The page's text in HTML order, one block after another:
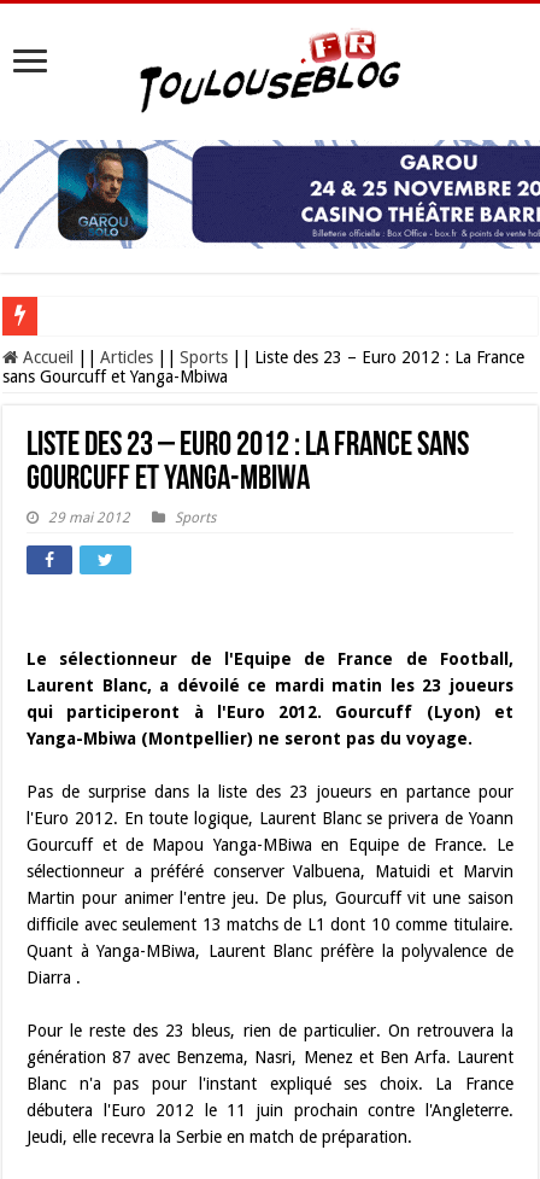
Les Nocturnes de la Cité de l’espace 2026 : l’événement incontournable de
Accueil Articles Sports
Liste des 23 – Euro 2012 : La France
sans Gourcuff et Yanga-Mbiwa
Liste des 23 – Euro 2012 : La France sans
Gourcuff et Yanga-Mbiwa
29 mai 2012 Sports
Le sélectionneur de l'Equipe de France de Football,
Laurent Blanc, a dévoilé ce mardi matin les 23 joueurs
qui participeront à l'Euro 2012. Gourcuff (Lyon) et
Yanga-Mbiwa (Montpellier) ne seront pas du voyage.
Pas de surprise dans la liste des 23 joueurs en partance pour
l'Euro 2012. En toute logique, Laurent Blanc se privera de Yoann
Gourcuff et de Mapou Yanga-MBiwa en Equipe de France. Le
sélectionneur a préféré conserver Valbuena, Matuidi et Marvin
Martin pour animer l'entre jeu. De plus, Gourcuff vit une saison
difficile avec seulement 13 matchs de L1 dont 10 comme titulaire.
Quant à Yanga-MBiwa, Laurent Blanc préfère la polyvalence de
Diarra .
Pour le reste des 23 bleus, rien de particulier. On retrouvera la
génération 87 avec Benzema, Nasri, Menez et Ben Arfa. Laurent
Blanc n'a pas pour l'instant expliqué ses choix. La France
débutera l'Euro 2012 le 11 juin prochain contre l'Angleterre.
Jeudi, elle recevra la Serbie en match de préparation.